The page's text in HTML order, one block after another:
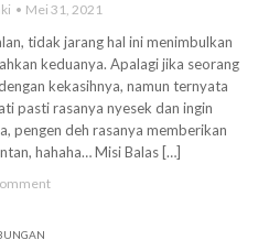
Mei 31, 2021
tidak jarang hal ini menimbulkan
keduanya. Apalagi jika seorang
kekasihnya, namun ternyata
pasti rasanya nyesek dan ingin
pengen deh rasanya memberikan
hahaha… Misi Balas […]